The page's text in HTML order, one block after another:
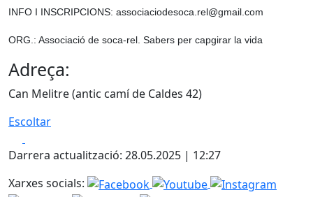
INFO I INSCRIPCIONS: associaciodesoca.rel@gmail.com
ORG.: Associació de soca-rel. Sabers per capgirar la vida
Adreça:
Can Melitre (antic camí de Caldes 42)
Escoltar
Darrera actualització: 28.05.2025 | 12:27
Xarxes socials: